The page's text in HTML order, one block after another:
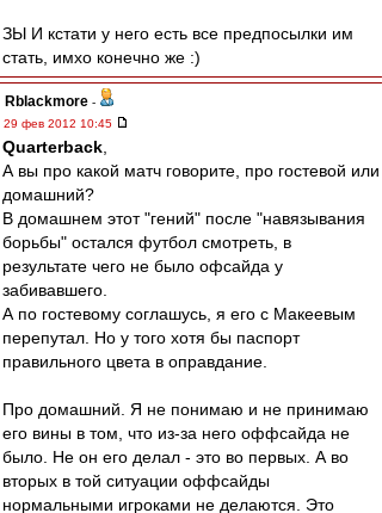
ЗЫ И кстати у него есть все предпосылки им
стать, имхо конечно же :)
Rblackmore -
29 фев 2012 10:45
Quarterback
А вы про какой матч говорите, про гостевой или
домашний?
В домашнем этот "гений" после "навязывания
борьбы" остался футбол смотреть, в
результате чего не было офсайда у
забивавшего.
А по гостевому соглашусь, я его с Макеевым
перепутал. Но у того хотя бы паспорт
правильного цвета в оправдание.
Про домашний. Я не понимаю и не принимаю
его вины в том, что из-за него оффсайда не
было. Не он его делал - это во первых. А во
вторых в той ситуации оффсайды
нормальными игроками не делаются. Это